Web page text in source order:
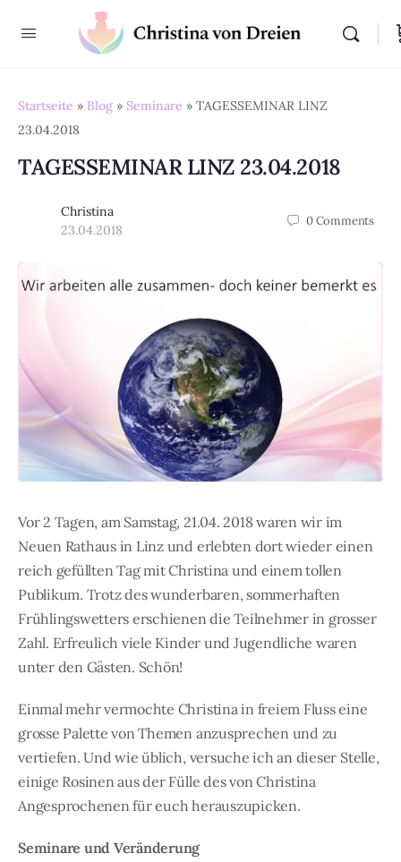
Startseite » Blog » Seminare » TAGESSEMINAR LINZ
23.04.2018
TAGESSEMINAR LINZ 23.04.2018
Christina
23.04.2018
0Comments
Vor 2 Tagen, am Samstag, 21.04. 2018 waren wir im
Neuen Rathaus in Linz und erlebten dort wieder einen
reich gefüllten Tag mit Christina und einem tollen
Publikum. Trotz des wunderbaren, sommerhaften
Frühlingswetters erschienen die Teilnehmer in grosser
Zahl. Erfreulich viele Kinder und Jugendliche waren
unter den Gästen. Schön!
Einmal mehr vermochte Christina in freiem Fluss eine
grosse Palette von Themen anzusprechen und zu
vertiefen. Und wie üblich, versuche ich an dieser Stelle,
einige Rosinen aus der Fülle des von Christina
Angesprochenen für euch herauszupicken.
Seminare und Veränderung